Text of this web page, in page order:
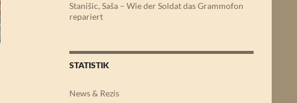
Stanišic, Saša – Wie der Soldat das Grammofon
repariert
STATISTIK
News & Rezis